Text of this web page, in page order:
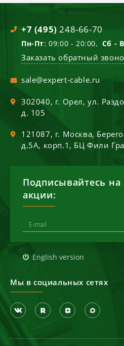
+7 (495) 248-66-70
Пн-Пт: 09:00 - 20:00, Сб -
Заказать обратный
sale@expert-cable.ru
302040, г. Орел,ул.
д. 105
121087, г. Москва,
д.5А, корп.1, БЦ Фили
Подписывайтесь на
акции:
English version
Мы в социальных сетях